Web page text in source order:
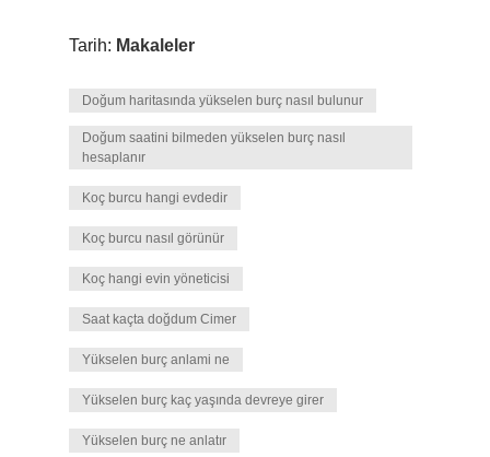
Tarih: Makaleler
Doğum haritasında yükselen burç nasıl bulunur
Doğum saatini bilmeden yükselen burç nasıl
hesaplanır
Koç burcu hangi evdedir
Koç burcu nasıl görünür
Koç hangi evin yöneticisi
Saat kaçta doğdum Cimer
Yükselen burç anlami ne
Yükselen burç kaç yaşında devreye girer
Yükselen burç ne anlatır